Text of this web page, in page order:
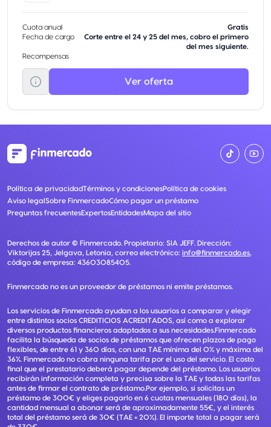
Cuota anual
Gratis
Fecha de cargo
Corte entre el 24 y 25 del mes, cobro el primero
del mes siguiente.
Recompensas
Ver oferta
Política de privacidadTérminos y condicionesPolítica de cookies
Aviso legalSobre FinmercadoCómo pagar un préstamo
Preguntas frecuentesExpertosEntidadesMapa del sitio
Derechos de autor © Finmercado. Propietario: SIA JEFF. Dirección:
Viktorijas 25, Jelgava, Letonia, correo electrónico: info@finmercado.es,
código de empresa: 43603085405.
Finmercado no es un proveedor de préstamos ni emite préstamos.
Los servicios de Finmercado ayudan a los usuarios a comparar y elegir
entre distintos socios CREDITICIOS ACREDITADOS, así como a explorar
diversos productos financieros adaptados a sus necesidades.Finmercado
facilita la búsqueda de socios de préstamos que ofrecen plazos de pago
flexibles, de entre 61 y 360 días, con una TAE mínima del 0% y máxima del
36%. Finmercado no cobra ninguna tarifa por el uso del servicio. El costo
final que el prestatario deberá pagar depende del préstamo. Los usuarios
recibirán información completa y precisa sobre la TAE y todas las tarifas
antes de firmar el contrato de préstamo.Por ejemplo, si solicitas un
préstamo de 300€ y eliges pagarlo en 6 cuotas mensuales (180 días), la
cantidad mensual a abonar será de aproximadamente 55€, y el interés
total del préstamo será de 30€ (TAE = 20%). El importe total a pagar será